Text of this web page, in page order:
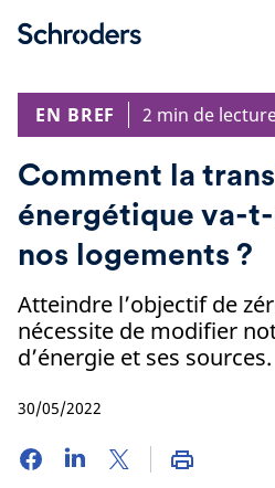
EN BREF
2 min de
Comment la
énergétique va-
nos logements ?
Atteindre l’objectif de
nécessite de modifier
d’énergie et ses sources.
30/05/2022